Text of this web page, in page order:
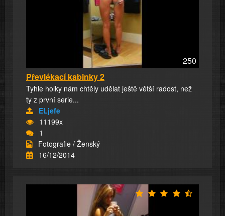
250
Převlékací kabinky 2
Tyhle holky nám chtěly udělat ještě větší radost, než
ty z první serie...
ELjefe
11199x
1
Fotografie / Ženský
16/12/2014